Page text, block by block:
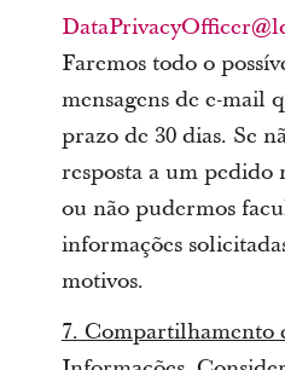
Faremos todo o
mensagens de e-mail
prazo de 30 dias. Se
resposta a um pedido
ou não pudermos
informações
motivos.
7. Compartilhamento